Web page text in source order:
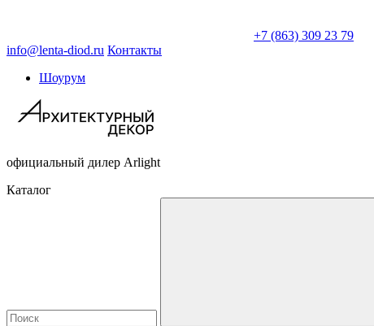
+7 (863) 309 23 79
info@lenta-diod.ru Контакты
Шоурум
официальный дилер Arlight
Каталог